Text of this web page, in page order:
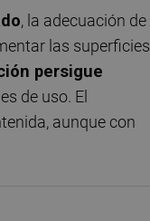
, la adecuación de
las superficies
persigue
de uso. El
aunque con